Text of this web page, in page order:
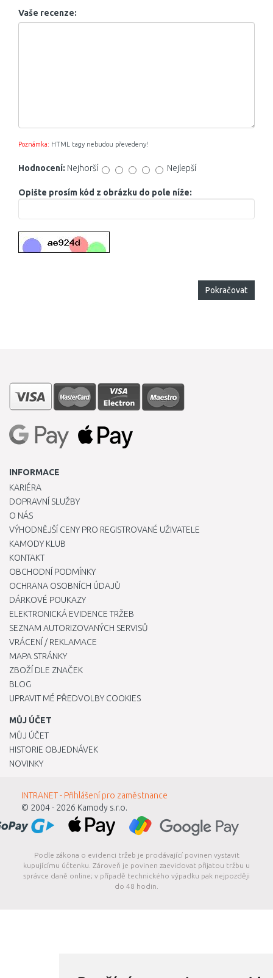
Vaše recenze:
Poznámka: HTML tagy nebudou převedeny!
Hodnocení: Nejhorší Nejlepší
Opište prosím kód z obrázku do pole níže:
Pokračovat
INFORMACE
KARIÉRA
DOPRAVNÍ SLUŽBY
O NÁS
VÝHODNĚJŠÍ CENY PRO REGISTROVANÉ UŽIVATELE
KAMODY KLUB
KONTAKT
OBCHODNÍ PODMÍNKY
OCHRANA OSOBNÍCH ÚDAJŮ
DÁRKOVÉ POUKAZY
ELEKTRONICKÁ EVIDENCE TRŽEB
SEZNAM AUTORIZOVANÝCH SERVISŮ
VRÁCENÍ / REKLAMACE
MAPA STRÁNKY
ZBOŽÍ DLE ZNAČEK
BLOG
UPRAVIT MÉ PŘEDVOLBY COOKIES
MŮJ ÚČET
MŮJ ÚČET
HISTORIE OBJEDNÁVEK
NOVINKY
INTRANET - Přihlášení pro zaměstnance
© 2004 - 2026 Kamody s.r.o.
Podle zákona o evidenci tržeb je prodávající povinen vystavit
kupujícímu účtenku. Zároveň je povinen zaevidovat přijatou tržbu u
správce daně online; v případě technického výpadku pak nejpozději
do 48 hodin.